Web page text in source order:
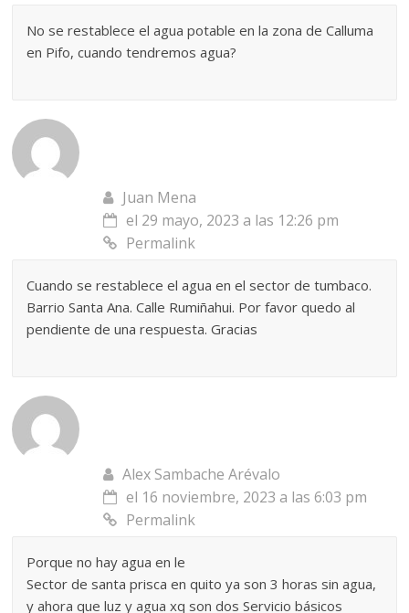
No se restablece el agua potable en la zona de Calluma
en Pifo, cuando tendremos agua?
Juan Mena
el 29 mayo, 2023 a las 12:26 pm
Permalink
Cuando se restablece el agua en el sector de tumbaco.
Barrio Santa Ana. Calle Rumiñahui. Por favor quedo al
pendiente de una respuesta. Gracias
Alex Sambache Arévalo
el 16 noviembre, 2023 a las 6:03 pm
Permalink
Porque no hay agua en le
Sector de santa prisca en quito ya son 3 horas sin agua,
y ahora que luz y agua xq son dos Servicio básicos